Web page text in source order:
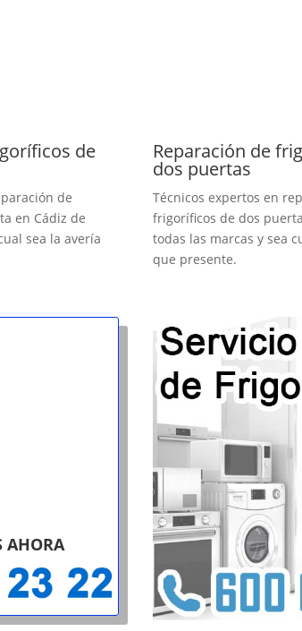
de
de
en Cádiz de
sea la avería
Reparación de
dos puertas
Técnicos expertos en
frigoríficos de dos
todas las marcas y sea
que presente.
AHORA